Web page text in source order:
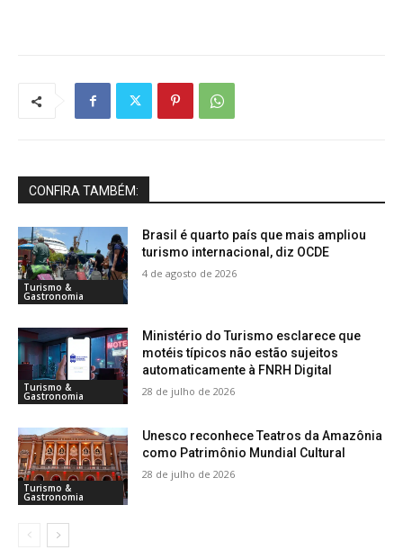
CONFIRA TAMBÉM:
Turismo &
Gastronomia
Brasil é quarto país que mais ampliou
turismo internacional, diz OCDE
4 de agosto de 2026
Turismo &
Gastronomia
Ministério do Turismo esclarece que
motéis típicos não estão sujeitos
automaticamente à FNRH Digital
28 de julho de 2026
Turismo &
Gastronomia
Unesco reconhece Teatros da Amazônia
como Patrimônio Mundial Cultural
28 de julho de 2026